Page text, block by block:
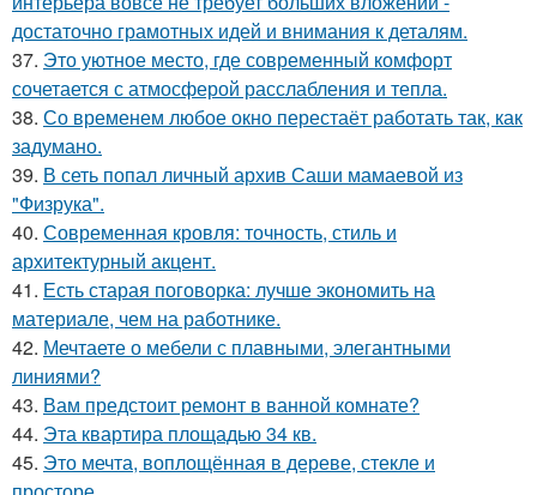
достаточно грамотных идей и внимания к деталям.
37. Это уютное место, где современный комфорт
сочетается с атмосферой расслабления и тепла.
38. Со временем любое окно перестаёт работать так, как
задумано.
39. В сеть попал личный архив Саши мамаевой из
"Физрука".
40. Современная кровля: точность, стиль и
архитектурный акцент.
41. Есть старая поговорка: лучше экономить на
материале, чем на работнике.
42. Мечтаете о мебели с плавными, элегантными
линиями?
43. Вам предстоит ремонт в ванной комнате?
44. Эта квартира площадью 34 кв.
45. Это мечта, воплощённая в дереве, стекле и